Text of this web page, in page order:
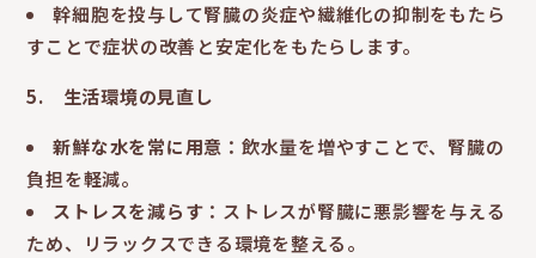
幹細胞を投与して腎臓の炎症や繊維化の抑制をもたら
すことで症状の改善と安定化をもたらします。
5. 生活環境の見直し
新鮮な水を常に用意 ：飲水量を増やすことで、腎臓の
負担を軽減。
ストレスを減らす ：ストレスが腎臓に悪影響を与える
ため、リラックスできる環境を整える。